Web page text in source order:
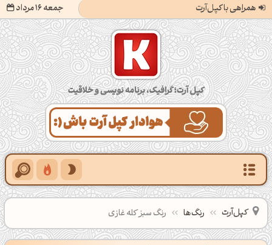
همراهی با کپل‌آرت جمعه 16 مرداد کپل‌آرت؛ گرافیک، برنامه‌نویسی و خلاقیت
کپل‌آرت رنگ‌ها رنگ سبز کله غازی